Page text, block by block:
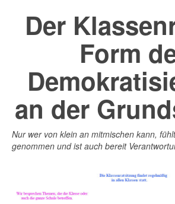
Der
Form
an der
Nur wer von klein an mitmischen kann,
genommen und ist auch bereit